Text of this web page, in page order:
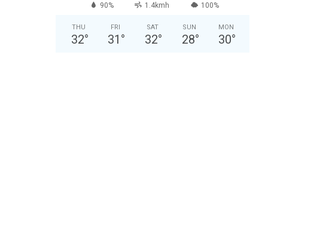
90% 1.4kmh 100%
THU
32°
FRI
31 °
SAT
32°
SUN
28°
MON
30°